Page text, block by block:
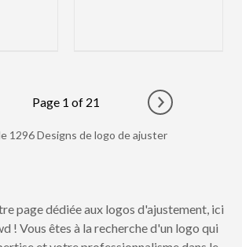
previous page
Page 1 of 21
Go to next
1296 Designs de logo de ajuster
page dédiée aux logos d'ajustement, ici
! Vous êtes à la recherche d'un logo qui